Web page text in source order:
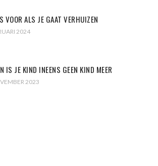
VOOR ALS JE GAAT VERHUIZEN
2024
IS JE KIND INEENS GEEN KIND MEER
2023